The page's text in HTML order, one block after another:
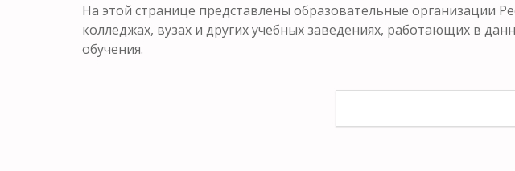
На этой странице представлены образовательные организации
колледжах, вузах и других учебных заведениях, работающих в
обучения.